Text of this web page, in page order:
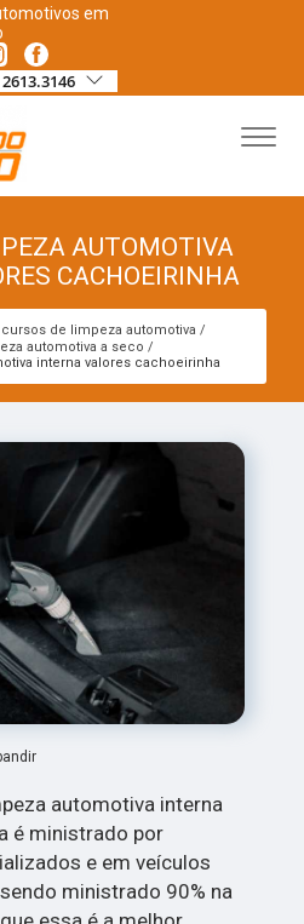
em
AUTOMOTIVA
CACHOEIRINHA
cursos de limpeza automotiva
automotiva a seco
interna valores cachoeirinha
automotiva interna
é ministrado por
e em veículos
ministrado 90% na